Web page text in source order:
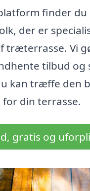
finder
der er
træterrasse. Vi
tilbud og
kan træffe den
din terrasse.
gratis og